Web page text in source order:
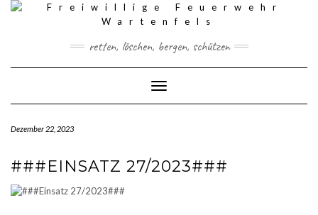
Skip
retten, löschen, bergen, schützen
Toggle Navigation
Dezember 22, 2023
###EINSATZ 27/2023###